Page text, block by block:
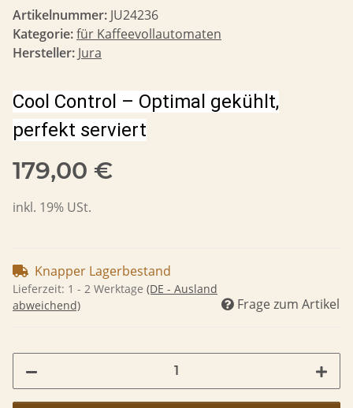
Artikelnummer: JU24236
Kategorie:für Kaffeevollautomaten
Hersteller: Jura
Cool Control – Optimal gekühlt,
perfekt serviert
179,00 €
inkl. 19% USt.
Knapper Lagerbestand
Lieferzeit: 1 - 2 Werktage (DE - Ausland
abweichend)
Frage zum Artikel